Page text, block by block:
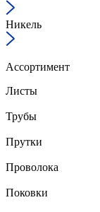
Никель
Ассортимент
Листы
Трубы
Прутки
Проволока
Поковки